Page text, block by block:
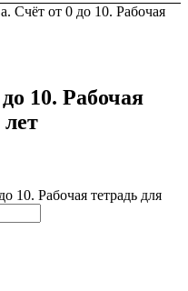
Счёт от 0 до 10. Рабочая
10. Рабочая
лет
10. Рабочая тетрадь для